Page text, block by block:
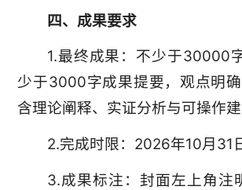
四、成果要求
1.最终成果：不少于30000
少于3000字成果提要，观点明确
含理论阐释、实证分析与可操作建
2.完成时限：2026年10月31
3.成果标注：封面左上角注